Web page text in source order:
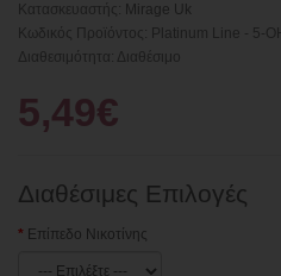
Κατασκευαστής:
Mirage Uk
Κωδικός Προϊόντος: Platinum Line - 5-
Διαθεσιμότητα: Διαθέσιμο
5,49€
Διαθέσιμες Επιλογές
Επίπεδο Νικοτίνης